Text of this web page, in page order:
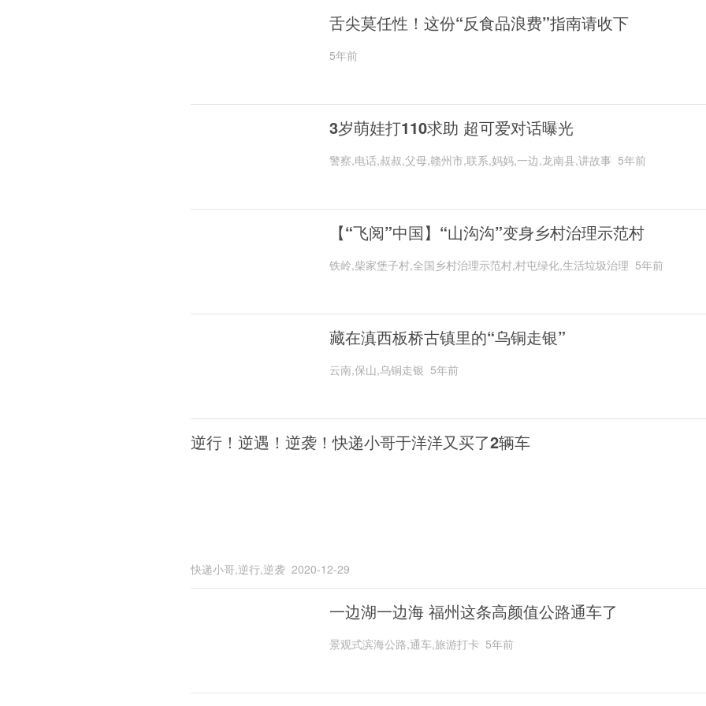
舌尖莫任性！这份“反食品浪费”指南请收下
5年前
3岁萌娃打110求助 超可爱对话曝光
警察,电话,叔叔,父母,赣州市,联系,妈妈,一边,龙南县,讲故事 5年前
【“飞阅”中国】“山沟沟”变身乡村治理示范村
铁岭,柴家堡子村,全国乡村治理示范村,村屯绿化,生活垃圾治理 5年前
藏在滇西板桥古镇里的“乌铜走银”
云南,保山,乌铜走银 5年前
逆行！逆遇！逆袭！快递小哥于洋洋又买了2辆车
快递小哥,逆行,逆袭 2020-12-29
一边湖一边海 福州这条高颜值公路通车了
景观式滨海公路,通车,旅游打卡 5年前